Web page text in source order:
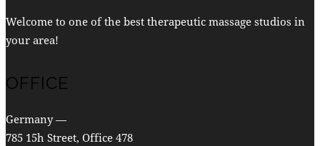
Welcome to one of the best therapeutic massage studios in
your area!
OFFICE
Germany —
785 15h Street, Office 478